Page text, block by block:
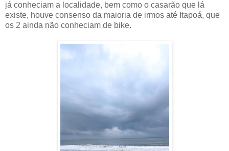
já conheciam a localidade, bem como o casarão que lá
existe, houve consenso da maioria de irmos até Itapoá, que
os 2 ainda não conheciam de bike.